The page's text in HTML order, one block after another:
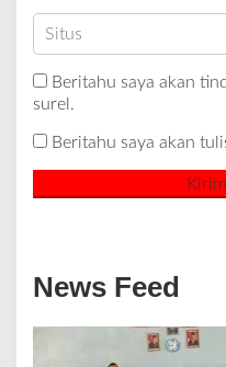
Beritahu saya akan
surel.
Beritahu saya akan
News Feed